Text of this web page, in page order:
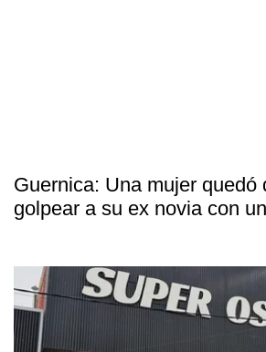
Guernica: Una mujer quedó
golpear a su ex novia con